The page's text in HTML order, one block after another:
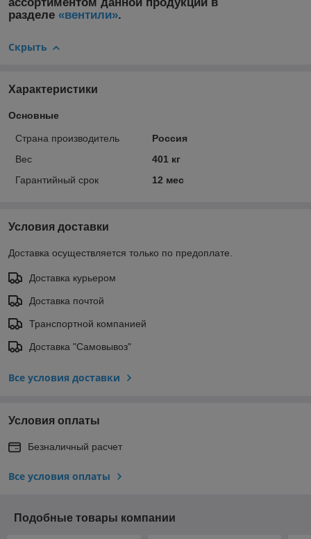
ассортиментом данной продукции в
разделе «вентили».
Скрыть
Характеристики
Основные
Страна производитель
Россия
Вес
401 кг
Гарантийный срок
12 мес
Условия доставки
Доставка осуществляется только по предоплате.
Доставка курьером
Доставка почтой
Транспортной компанией
Доставка "Самовывоз"
Все условия доставки
Условия оплаты
Безналичный расчет
Все условия оплаты
Подобные товары компании